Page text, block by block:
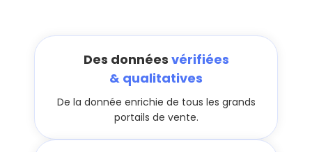
Des données vérifiées
& qualitatives
De la donnée enrichie de tous les grands
portails de vente.